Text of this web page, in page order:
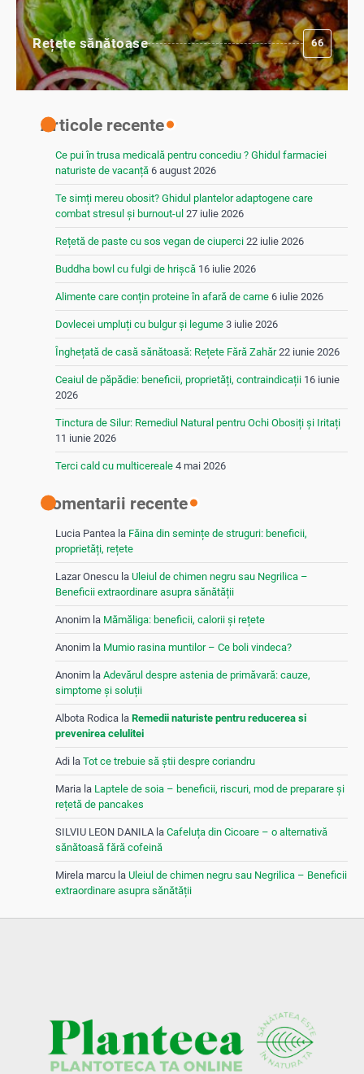
Rețete sănătoase 66
Articole recente
Ce pui în trusa medicală pentru concediu ? Ghidul farmaciei
naturiste de vacanță 6 august 2026
Te simți mereu obosit? Ghidul plantelor adaptogene care
combat stresul și burnout-ul 27 iulie 2026
Rețetă de paste cu sos vegan de ciuperci 22 iulie 2026
Buddha bowl cu fulgi de hrișcă 16 iulie 2026
Alimente care conțin proteine în afară de carne 6 iulie 2026
Dovlecei umpluți cu bulgur și legume 3 iulie 2026
Înghețată de casă sănătoasă: Rețete Fără Zahăr 22 iunie 2026
Ceaiul de păpădie: beneficii, proprietăți, contraindicații 16 iunie
2026
Tinctura de Silur: Remediul Natural pentru Ochi Obosiți și Iritați
11 iunie 2026
Terci cald cu multicereale 4 mai 2026
Comentarii recente
Lucia Pantea la Făina din semințe de struguri: beneficii,
proprietăți, rețete
Lazar Onescu la Uleiul de chimen negru sau Negrilica –
Beneficii extraordinare asupra sănătății
Anonim la Mămăliga: beneficii, calorii și rețete
Anonim la Mumio rasina muntilor – Ce boli vindeca?
Anonim la Adevărul despre astenia de primăvară: cauze,
simptome și soluții
Albota Rodica la Remedii naturiste pentru reducerea si
prevenirea celulitei
Adi la Tot ce trebuie să știi despre coriandru
Maria la Laptele de soia – beneficii, riscuri, mod de preparare și
rețetă de pancakes
SILVIU LEON DANILA la Cafeluța din Cicoare – o alternativă
sănătoasă fără cofeină
Mirela marcu la Uleiul de chimen negru sau Negrilica – Beneficii
extraordinare asupra sănătății